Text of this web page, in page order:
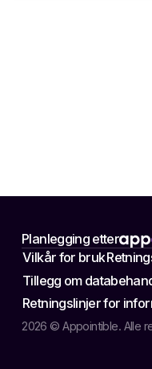
Planlegging etter
2026 © Appointible. Alle
Vilkår for bruk
Tillegg om
Retningslinjer for